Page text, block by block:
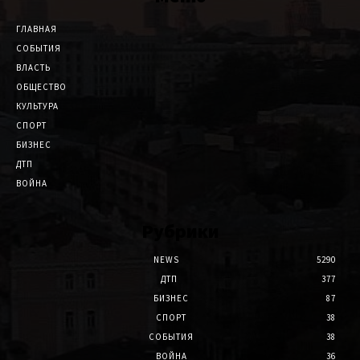
ГЛАВНАЯ
СОБЫТИЯ
ВЛАСТЬ
ОБЩЕСТВО
КУЛЬТУРА
СПОРТ
БИЗНЕС
ДТП
ВОЙНА
NEWS
5290
ДТП
377
БИЗНЕС
87
СПОРТ
38
СОБЫТИЯ
38
ВОЙНА
36